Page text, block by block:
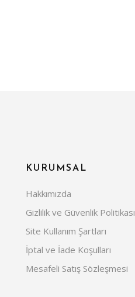
KURUMSAL
Hakkımızda
Gizlilik ve Güvenlik Politikası
Site Kullanım Şartları
İptal ve İade Koşulları
Mesafeli Satış Sözleşmesi